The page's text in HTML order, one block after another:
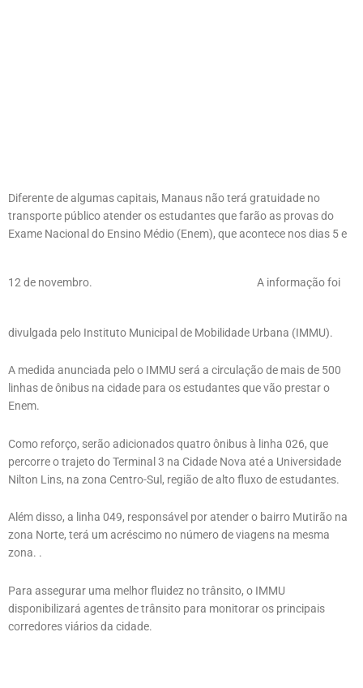
Diferente de algumas capitais, Manaus não terá gratuidade no
transporte público atender os estudantes que farão as provas do
Exame Nacional do Ensino Médio (Enem), que acontece nos dias 5 e
12 de novembro. A informação foi
divulgada pelo Instituto Municipal de Mobilidade Urbana (IMMU).
A medida anunciada pelo o IMMU será a circulação de mais de 500
linhas de ônibus na cidade para os estudantes que vão prestar o
Enem.
Como reforço, serão adicionados quatro ônibus à linha 026, que
percorre o trajeto do Terminal 3 na Cidade Nova até a Universidade
Nilton Lins, na zona Centro-Sul, região de alto fluxo de estudantes.
Além disso, a linha 049, responsável por atender o bairro Mutirão na
zona Norte, terá um acréscimo no número de viagens na mesma
zona. .
Para assegurar uma melhor fluidez no trânsito, o IMMU
disponibilizará agentes de trânsito para monitorar os principais
corredores viários da cidade.